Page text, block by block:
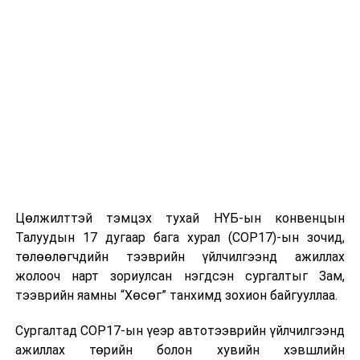
Цөлжилттэй тэмцэх тухай НҮБ-ын конвенцын
Талуудын 17 дугаар бага хурал (COP17)-ын зочид,
төлөөлөгчдийн тээврийн үйлчилгээнд ажиллах
жолооч нарт зориулсан нэгдсэн сургалтыг Зам,
тээврийн яамны “Хөсөг” танхимд зохион байгууллаа.
Сургалтад COP17-ын үеэр автотээврийн үйлчилгээнд
ажиллах төрийн болон хувийн хэвшлийн